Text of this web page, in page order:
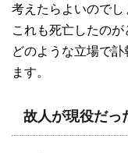
考えたらよいのでし
これも死亡したの
どのような立場で
ます。
故人が現役だっ